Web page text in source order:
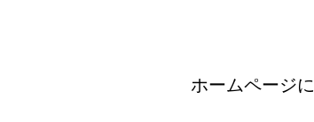
ホームページ